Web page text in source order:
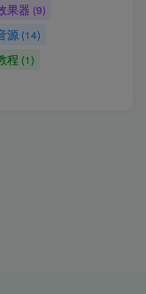
果器 (9)
源(14)
程 (1)